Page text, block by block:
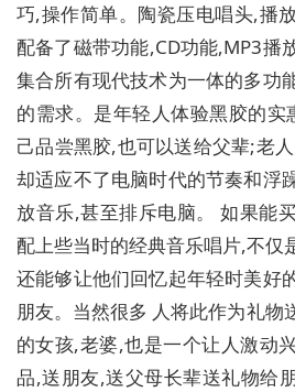
巧,操作简单。陶瓷压电唱头,播
配备了磁带功能,CD功能,MP3播
集合所有现代技术为一体的多功
的需求。是年轻人体验黑胶的实
己品尝黑胶,也可以送给父辈;老
却适应不了电脑时代的节奏和浮
放音乐,甚至排斥电脑。 如果能
配上些当时的经典音乐唱片,不仅
还能够让他们回忆起年轻时美好
朋友。当然很多 人将此作为礼物
的女孩,老婆,也是一个让人激动
品,送朋友,送父母长辈送礼物给